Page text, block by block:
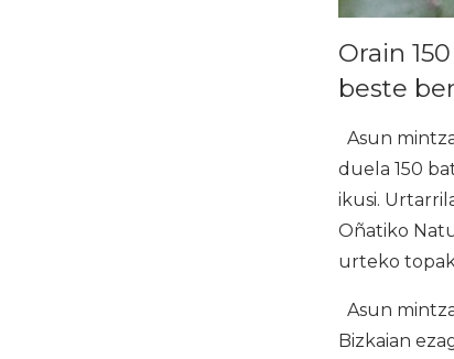
Orain
beste
Asun
duela 150
ikusi.
Oñatiko
urteko
Asun
Bizkaian